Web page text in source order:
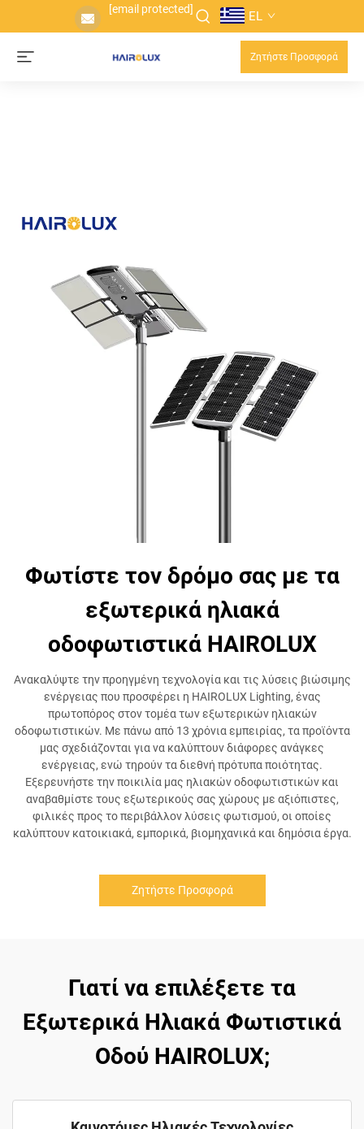
[email protected] EL
Ζητήστε Προσφορά
Φωτίστε τον δρόμο σας με τα
εξωτερικά ηλιακά
οδοφωτιστικά HAIROLUX
Ανακαλύψτε την προηγμένη τεχνολογία και τις λύσεις βιώσιμης
ενέργειας που προσφέρει η HAIROLUX Lighting, ένας
πρωτοπόρος στον τομέα των εξωτερικών ηλιακών
οδοφωτιστικών. Με πάνω από 13 χρόνια εμπειρίας, τα προϊόντα
μας σχεδιάζονται για να καλύπτουν διάφορες ανάγκες
ενέργειας, ενώ τηρούν τα διεθνή πρότυπα ποιότητας.
Εξερευνήστε την ποικιλία μας ηλιακών οδοφωτιστικών και
αναβαθμίστε τους εξωτερικούς σας χώρους με αξιόπιστες,
φιλικές προς το περιβάλλον λύσεις φωτισμού, οι οποίες
καλύπτουν κατοικιακά, εμπορικά, βιομηχανικά και δημόσια έργα.
Ζητήστε Προσφορά
Γιατί να επιλέξετε τα
Εξωτερικά Ηλιακά Φωτιστικά
Οδού HAIROLUX;